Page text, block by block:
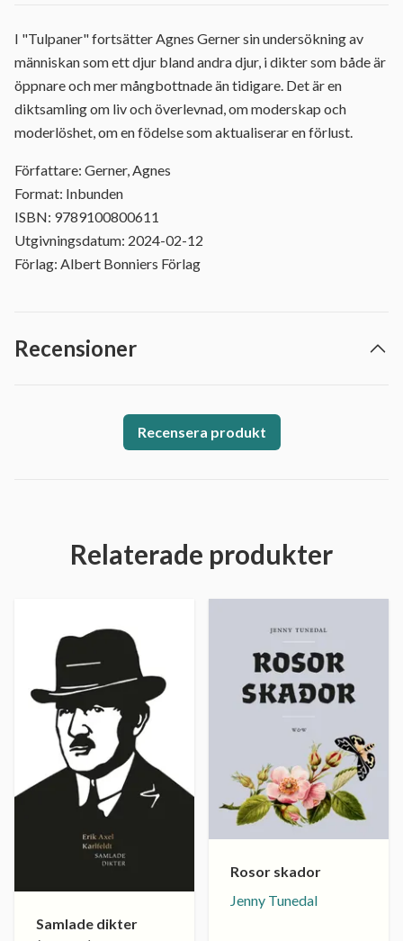
I "Tulpaner" fortsätter Agnes Gerner sin undersökning av
människan som ett djur bland andra djur, i dikter som både är
öppnare och mer mångbottnade än tidigare. Det är en
diktsamling om liv och överlevnad, om moderskap och
moderlöshet, om en födelse som aktualiserar en förlust.
Författare: Gerner, Agnes
Format: Inbunden
ISBN: 9789100800611
Utgivningsdatum: 2024-02-12
Förlag: Albert Bonniers Förlag
Recensioner
Recensera produkt
Relaterade produkter
Samlade dikter
Rosor skador
Jenny Tunedal